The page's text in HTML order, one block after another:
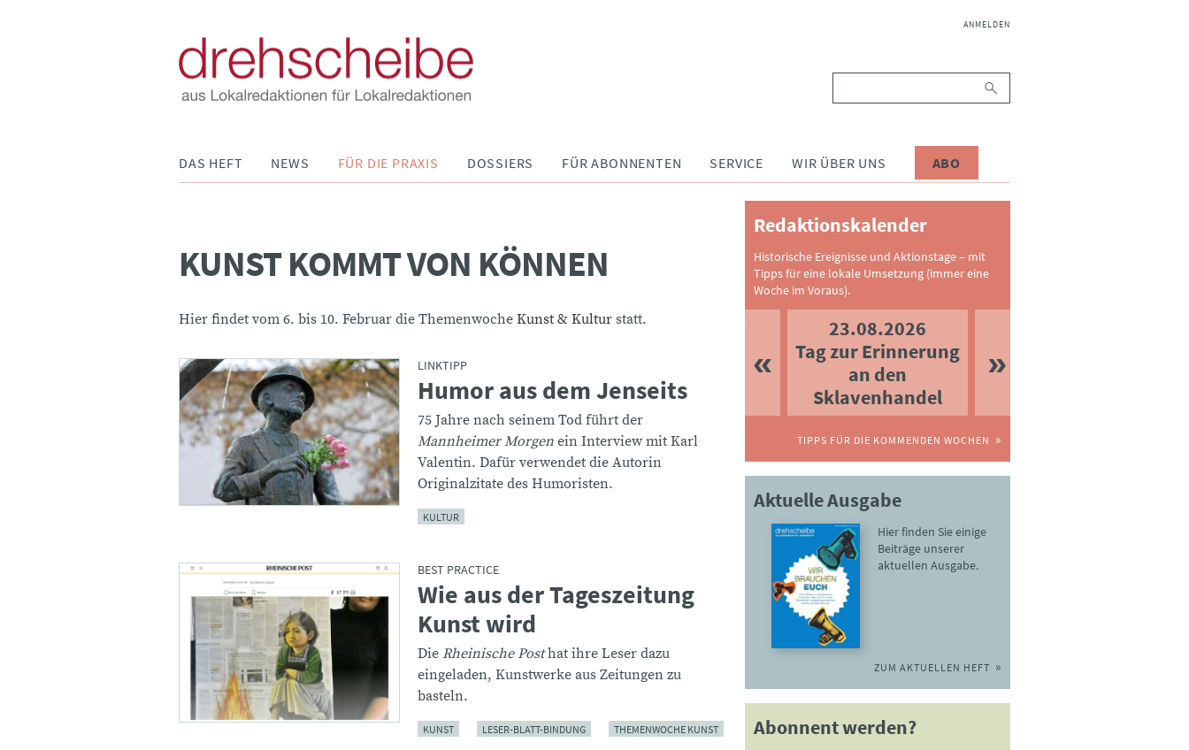
NAVIGATION
ANMELDEN
DAS HEFT NEWS FÜR DIE PRAXIS DOSSIERS FÜR ABONNENTEN SERVICE WIR ÜBER UNS ABO
KUNST KOMMT VON KÖNNEN
Hier findet vom 6. bis 10. Februar die Themenwoche Kunst & Kultur statt.
LINKTIPP
:Humor aus dem Jenseits
75 Jahre nach seinem Tod führt der
Mannheimer Morgen ein Interview mit Karl
Valentin. Dafür verwendet die Autorin
Originalzitate des Humoristen.
KULTUR
BEST PRACTICE
:Wie aus der Tageszeitung
Kunst wird
Die Rheinische Posthat ihre Leser dazu
eingeladen, Kunstwerke aus Zeitungen zu
basteln.
KUNST LESER-BLATT-BINDUNG THEMENWOCHE KUNST
Redaktionskalender
Historische Ereignisse und Aktionstage – mit
Tipps für eine lokale Umsetzung (immer eine
Woche im Voraus).
23.08.2026
Tag zur Erinnerung
an den
Sklavenhandel
TIPPS FÜR DIE KOMMENDEN WOCHEN
Aktuelle Ausgabe
Hier finden Sie einige
Beiträge unserer
aktuellen Ausgabe.
ZUM AKTUELLEN HEFT
Abonnent werden?